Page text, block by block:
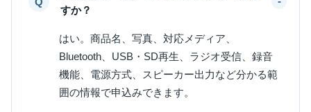
すか？
はい。商品名、写真、対応メディア、
Bluetooth、USB・SD再生、ラジオ受信、録音
機能、電源方式、スピーカー出力など分かる範
囲の情報で申込みできます。